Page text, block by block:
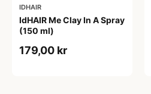
IDHAIR
IdHAIR Me Clay In A Spray
(150 ml)
179,00 kr